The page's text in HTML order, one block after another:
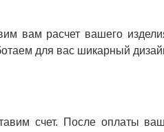
вам расчет вашего
для вас шикарный
счет. После оплаты